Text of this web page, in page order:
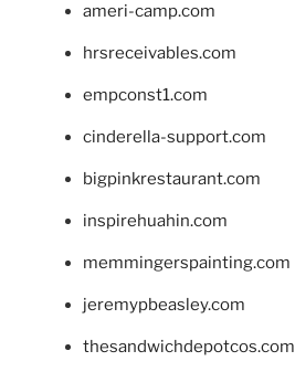
ameri-camp.com
hrsreceivables.com
empconst1.com
cinderella-support.com
bigpinkrestaurant.com
inspirehuahin.com
memmingerspainting.com
jeremypbeasley.com
thesandwichdepotcos.com